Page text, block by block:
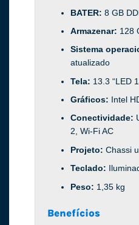
BATER: 8 GB
Armazenar: 128
Sistema
atualizado
Tela: 13.3 “LED
Gráficos: Intel
Conectividade:
2, Wi-Fi AC
Projeto: Chassi
Teclado:
Peso: 1,35 kg
Benefícios